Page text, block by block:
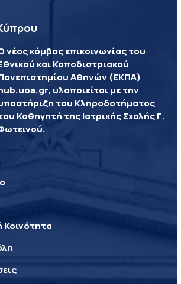
νέος κόμβος επικοινωνίας του
και Καποδιστριακού
Αθηνών (ΕΚΠΑ)
υλοποιείται με την
του Κληροδοτήματος
Καθηγητή της Ιατρικής Σχολής Γ.
Κοινότητα